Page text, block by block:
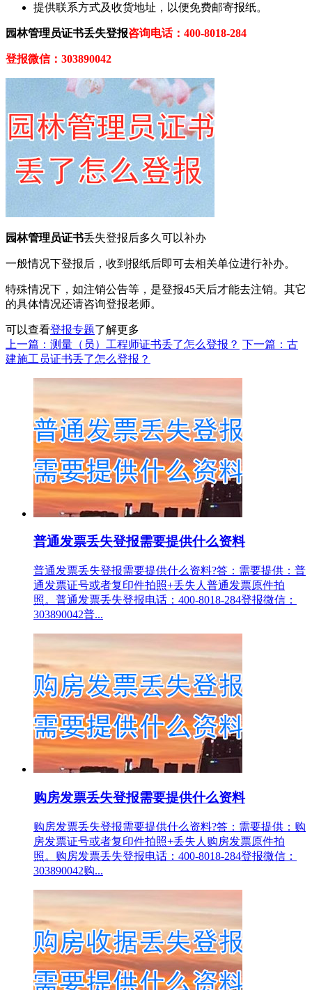
提供联系方式及收货地址，以便免费邮寄报纸。
园林管理员证书丢失登报咨询电话：400-8018-284
登报微信：303890042
园林管理员证书丢失登报后多久可以补办
一般情况下登报后，收到报纸后即可去相关单位进行补办。
特殊情况下，如注销公告等，是登报45天后才能去注销。其它
的具体情况还请咨询登报老师。
可以查看登报专题了解更多
上一篇：测量（员）工程师证书丢了怎么登报？ 下一篇：古
建施工员证书丢了怎么登报？
普通发票丢失登报需要提供什么资料
普通发票丢失登报需要提供什么资料?答：需要提供：普
通发票证号或者复印件拍照+丢失人普通发票原件拍
照。普通发票丢失登报电话：400-8018-284登报微信：
303890042普...
购房发票丢失登报需要提供什么资料
购房发票丢失登报需要提供什么资料?答：需要提供：购
房发票证号或者复印件拍照+丢失人购房发票原件拍
照。购房发票丢失登报电话：400-8018-284登报微信：
303890042购...